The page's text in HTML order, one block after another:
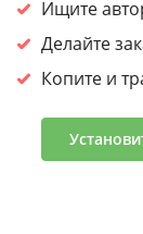
30% на первый
Ищите
Делайте
Копите и